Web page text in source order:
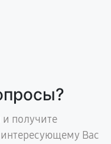
получите
Вас